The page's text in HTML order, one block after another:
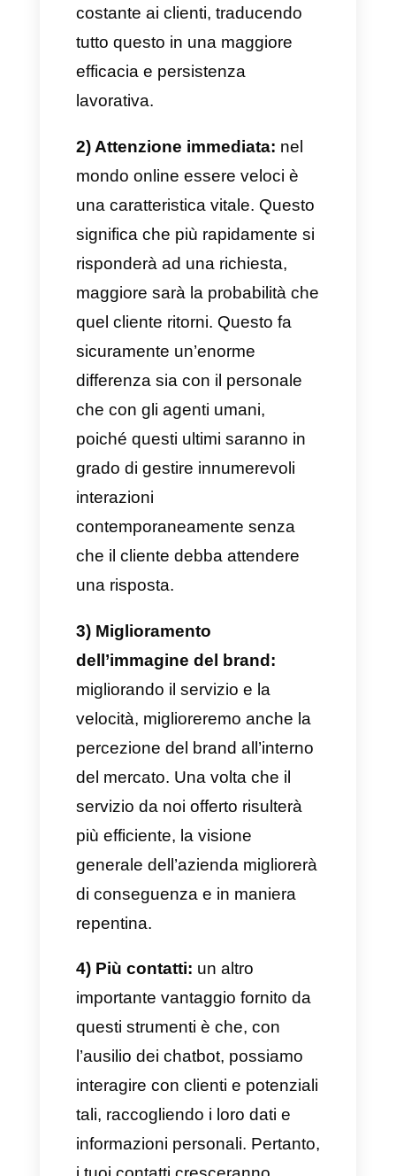
essere utilizzato per risposte
semplici, assegnando
automaticamente i casi più
un’assistenza completa.
Come abbiamo detto
precedentemente, un flusso di
chatbot è necessario per
migliorare i processi aziendali,
incrementare l’efficienza e la
velocità di risposta e, se
combinato con un team umano
predisposto alla soluzione dei
casi più difficili, può essere uno
strumento davvero importante
nelle vendite e nell’incremento
di nuovi livelli comunicativi.
Vantaggi di un flusso di
chatbot
Tra i principali vantaggi forniti da
un chatbot ritroviamo:
non è un umano, quindi non si
stanca né ha bisogno di una
pausa. Questo significa fornire
un’assistenza continua,
generando un’attenzione
personalizzata e sempre